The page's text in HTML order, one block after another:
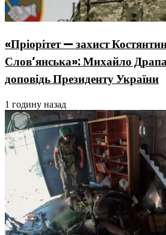
«Пріорітет — захист
Слов’янська»: Михайло
доповідь Президенту України
1 годину назад